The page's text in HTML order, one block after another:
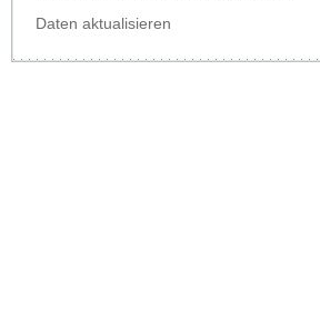
Daten aktualisieren